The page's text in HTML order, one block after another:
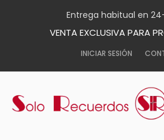
Entrega habitual en
VENTA EXCLUSIVA PARA
INICIAR SESIÓN